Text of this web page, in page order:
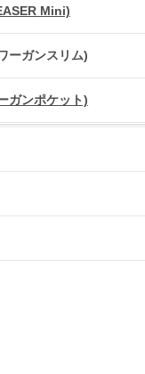
Mini)
ーガンスリム)
ガンポケット)